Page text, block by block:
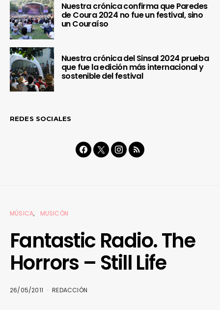
Nuestra crónica confirma que Paredes
de Coura 2024 no fue un festival, sino
un Couraíso
Nuestra crónica del Sinsal 2024 prueba
que fue la edición más internacional y
sostenible del festival
REDES SOCIALES
MÚSICA MUSICÓN
Fantastic Radio. The
Horrors – Still Life
26/05/2011 REDACCIÓN